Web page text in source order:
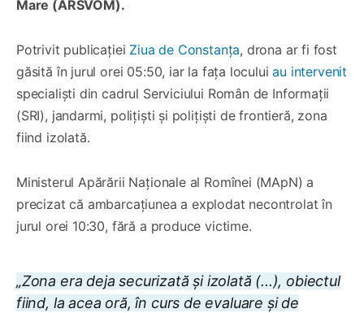
Mare (ARSVOM).
Potrivit publicației Ziua de Constanța, drona ar fi fost
găsită în jurul orei 05:50, iar la fața loculuiau intervenit
specialiști din cadrul Serviciului Român de Informații
(SRI), jandarmi, polițiști și polițiști de frontieră, zona
fiind izolată.
Ministerul Apărării Naționale al Romînei (MApN) a
precizat că ambarcațiunea a explodat necontrolat în
jurul orei 10:30, fără a produce victime.
„Zona era deja securizată și izolată (...), obiectul
fiind, la acea oră, în curs de evaluare și de